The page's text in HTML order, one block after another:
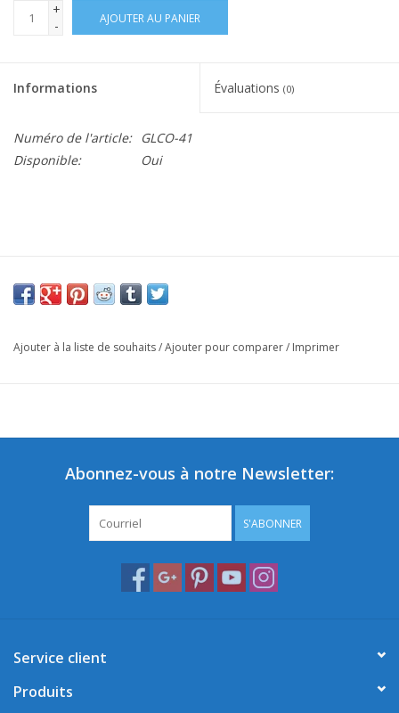
+
-
AJOUTER AU PANIER
Informations Évaluations (0)
Numéro de l'article:
GLCO-41
Disponible:
Oui
Ajouter à la liste de souhaits/Ajouter pour comparer/ Imprimer
Abonnez-vous à notre Newsletter:
S'ABONNER
Service client
Produits